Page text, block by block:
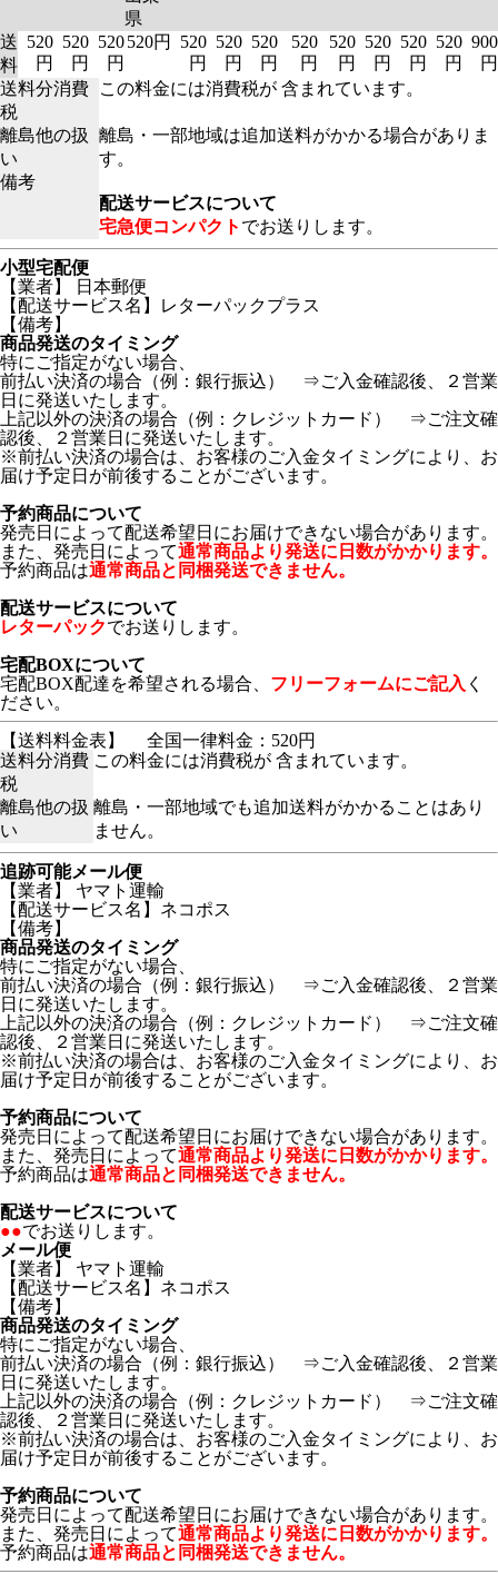
県
送
料
520
円
520
円
520
円
520円
520
円
520
円
520
円
520
円
520
円
520
円
520
円
520
円
900
円
送料分消費
税
この料金には消費税が 含まれています。
離島他の扱
い
離島・一部地域は追加送料がかかる場合がありま
す。
備考
配送サービスについて
宅急便コンパクト でお送りします。
小型宅配便
【業者】 日本郵便
【配送サービス名】レターパックプラス
【備考】
商品発送のタイミング
特にご指定がない場合、
前払い決済の場合（例：銀行振込） ⇒ご入金確認後、２営業
日に発送いたします。
上記以外の決済の場合（例：クレジットカード） ⇒ご注文確
認後、２営業日に発送いたします。
※前払い決済の場合は、お客様のご入金タイミングにより、お
届け予定日が前後することがございます。
予約商品について
発売日によって配送希望日にお届けできない場合があります。
また、発売日によって通常商品より発送に日数がかかります。
予約商品は通常商品と同梱発送できません。
配送サービスについて
レターパックでお送りします。
宅配BOXについて
宅配BOX配達を希望される場合、 フリーフォームにご記入 く
ださい。
【送料料金表】
全国一律料金：520円
送料分消費
税
この料金には消費税が 含まれています。
離島他の扱
い
離島・一部地域でも追加送料がかかることはあり
ません。
追跡可能メール便
【業者】 ヤマト運輸
【配送サービス名】ネコポス
【備考】
商品発送のタイミング
特にご指定がない場合、
前払い決済の場合（例：銀行振込） ⇒ご入金確認後、２営業
日に発送いたします。
上記以外の決済の場合（例：クレジットカード） ⇒ご注文確
認後、２営業日に発送いたします。
※前払い決済の場合は、お客様のご入金タイミングにより、お
届け予定日が前後することがございます。
予約商品について
発売日によって配送希望日にお届けできない場合があります。
また、発売日によって通常商品より発送に日数がかかります。
予約商品は通常商品と同梱発送できません。
配送サービスについて
●●でお送りします。
メール便
【業者】 ヤマト運輸
【配送サービス名】ネコポス
【備考】
商品発送のタイミング
特にご指定がない場合、
前払い決済の場合（例：銀行振込） ⇒ご入金確認後、２営業
日に発送いたします。
上記以外の決済の場合（例：クレジットカード） ⇒ご注文確
認後、２営業日に発送いたします。
※前払い決済の場合は、お客様のご入金タイミングにより、お
届け予定日が前後することがございます。
予約商品について
発売日によって配送希望日にお届けできない場合があります。
また、発売日によって通常商品より発送に日数がかかります。
予約商品は通常商品と同梱発送できません。